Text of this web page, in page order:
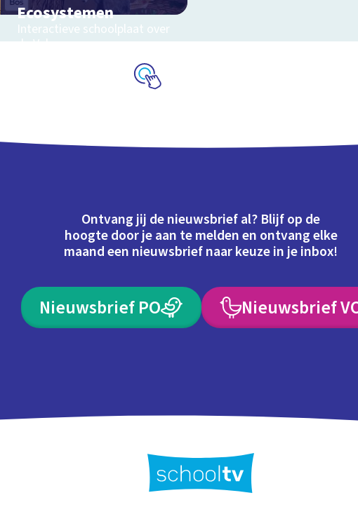
Ecosystemen
Interactieve schoolplaat over
de Veluwe
Ontvang jij de nieuwsbrief al? Blijf op de
hoogte door je aan te melden en ontvang elke
maand een nieuwsbrief naar keuze in je inbox!
Nieuwsbrief PO Nieuwsbrief